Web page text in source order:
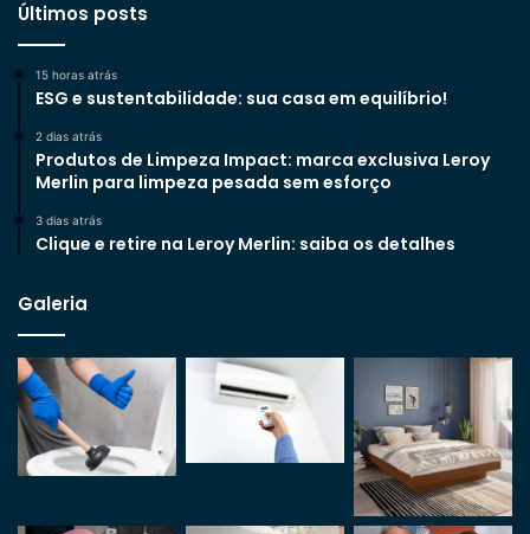
Últimos posts
15 horas atrás
ESG e sustentabilidade: sua casa em equilíbrio!
2 dias atrás
Produtos de Limpeza Impact: marca exclusiva Leroy
Merlin para limpeza pesada sem esforço
3 dias atrás
Clique e retire na Leroy Merlin: saiba os detalhes
Galeria